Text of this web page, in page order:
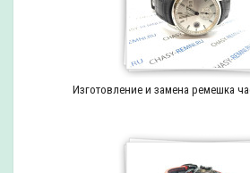
Изготовление и замена ремешка